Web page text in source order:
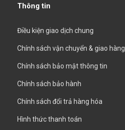
Thông tin
Điều kiện giao dịch chung
Chính sách vận chuyển & giao hàng
Chính sách bảo mật thông tin
Chính sách bảo hành
Chính sách đổi trả hàng hóa
Hình thức thanh toán